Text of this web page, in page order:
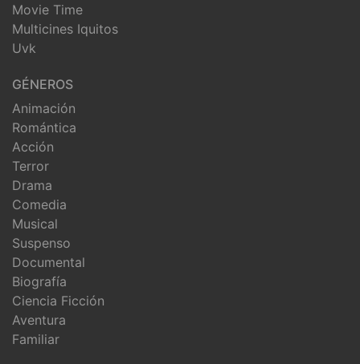
Movie Time
Multicines Iquitos
Uvk
GÉNEROS
Animación
Romántica
Acción
Terror
Drama
Comedia
Musical
Suspenso
Documental
Biografía
Ciencia Ficción
Aventura
Familiar